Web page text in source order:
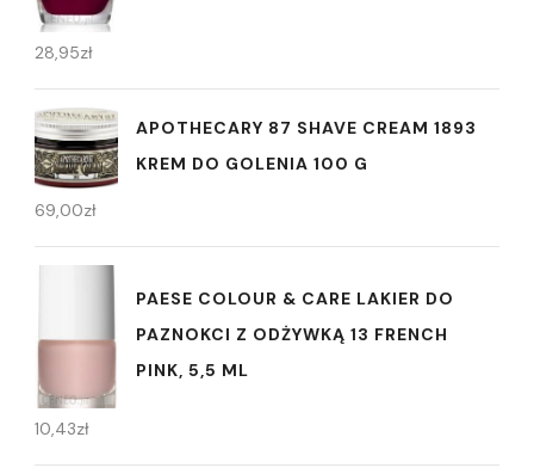
28,95zł
APOTHECARY 87 SHAVE CREAM 1893
KREM DO GOLENIA 100 G
69,00zł
PAESE COLOUR & CARE LAKIER DO
PAZNOKCI Z ODŻYWKĄ 13 FRENCH
PINK, 5,5 ML
10,43zł